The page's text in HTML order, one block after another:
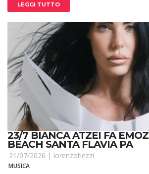
LEGGI TUTTO
23/7 BIANCA ATZEI FA
BEACH SANTA FLAVIA PA
21/07/2026 | lorenzotiezzi
MUSICA